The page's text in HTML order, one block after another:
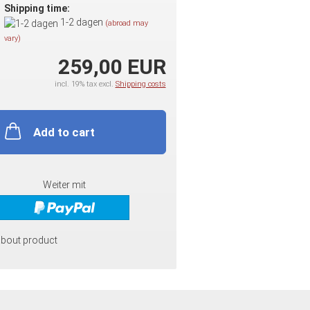
Shipping time:
1-2 dagen (abroad may
vary)
259,00 EUR
incl. 19% tax excl. Shipping costs
Add to cart
Weiter mit
product